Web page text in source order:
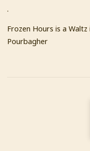
.
Frozen Hours is a
Pourbagher